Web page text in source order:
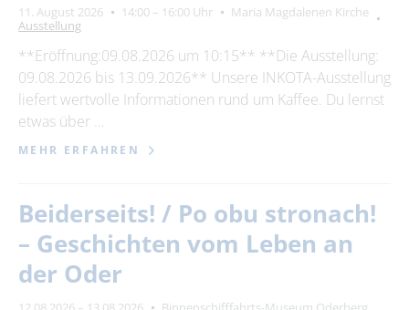
11. August 2026 14:00 – 16:00 Uhr
Maria Magdalenen Kirche
Ausstellung
**Eröffnung:09.08.2026 um 10:15** **Die Ausstellung:
09.08.2026 bis 13.09.2026** Unsere INKOTA-Ausstellung
liefert wertvolle Informationen rund um Kaffee. Du lernst
etwas über …
MEHR ERFAHREN
Beiderseits! / Po obu stronach!
– Geschichten vom Leben an
der Oder